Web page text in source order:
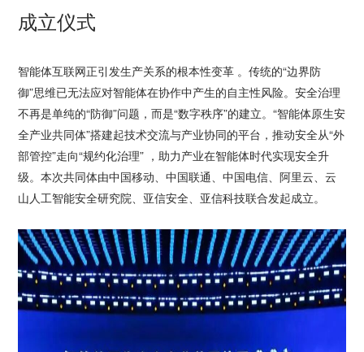
成立仪式
智能体互联网正引发生产关系的根本性变革 。传统的“边界防
御”思维已无法应对智能体在协作中产生的自主性风险。安全治理
不再是单纯的“防御”问题，而是“数字秩序”的建立。“智能体原生安
全产业共同体”搭建起技术交流与产业协同的平台，推动安全从“外
部管控”走向“规约化治理” ，助力产业在智能体时代实现安全升
级。本次共同体由中国移动、中国联通、中国电信、阿里云、云
山人工智能安全研究院、亚信安全、亚信科技联合发起成立。